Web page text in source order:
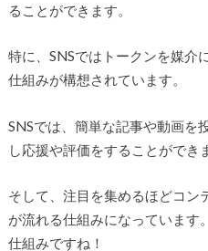
ることができます。
特に、SNSではトークンを媒介
仕組みが構想されています。
SNSでは、簡単な記事や動画を
し応援や評価をすることができ
そして、注目を集めるほどコン
が流れる仕組みになっています
仕組みですね！